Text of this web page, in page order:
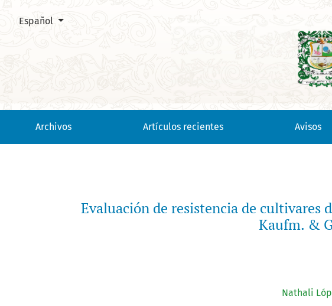
Evaluación de resistencia de cultivares de soya (Glycine max L.) a
Archivos Artículos recientes Avisos
Cambiar el idioma. El actual es:
Español
Evaluación de resistencia de cultivares
Kaufm. &
Nathali